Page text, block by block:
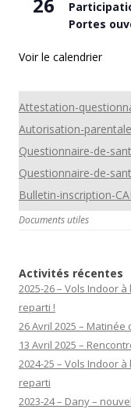
26
Portes
Voir le calendrier
Attestation-
Autorisation-
Questionnaire-de-
Questionnaire-de-
Bulletin-inscription-
Documents utiles
Activités récentes
2025-26 – Vols Indoor
reparti !
26 Avril 2025 –
13 Avril 2025 –
2024-25 – Vols Indoor
reparti
2023-24 – Dany –